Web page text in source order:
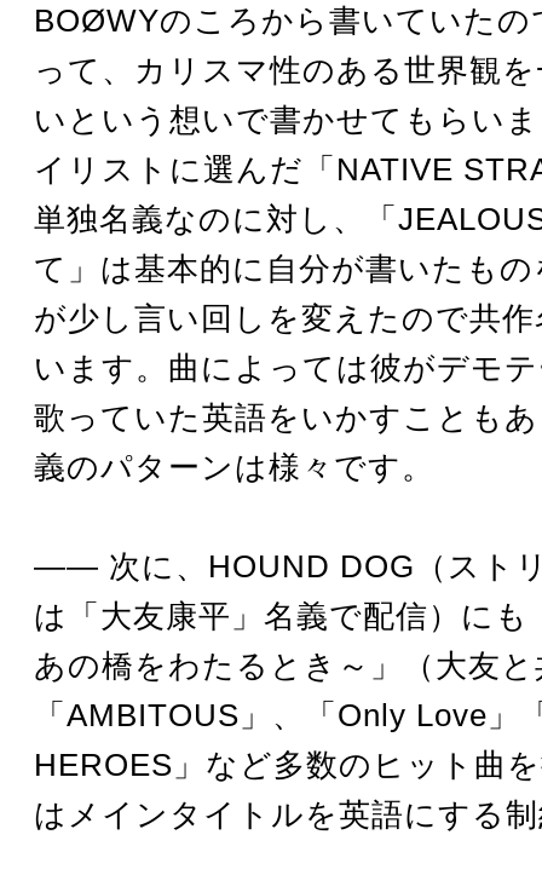
BOØWYのころから書いていたの
って、カリスマ性のある世界観
いという想いで書かせてもらい
イリストに選んだ「NATIVE
単独名義なのに対し、「
て」は基本的に自分が書いたも
が少し言い回しを変えたので共
います。曲によっては彼がデモ
歌っていた英語をいかすことも
義のパターンは様々です。
―― 次に、HOUND DOG（スト
は「大友康平」名義で配信）にも
あの橋をわたるとき～」（大友
「AMBITOUS」、「Only Love」
HEROES」など多数のヒット曲
はメインタイトルを英語にする